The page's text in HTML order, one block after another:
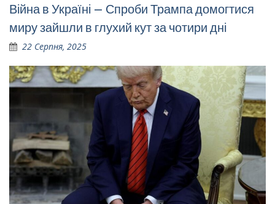
Війна в Україні – Спроби Трампа домогтися
миру зайшли в глухий кут за чотири дні
22 Серпня, 2025